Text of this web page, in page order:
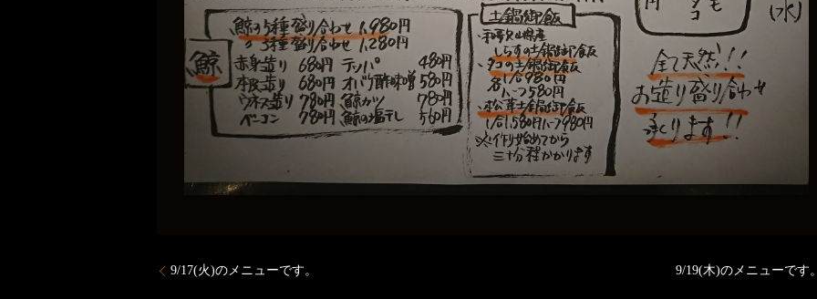
9/17(火)のメニューです。 9/19(木)のメニューです。